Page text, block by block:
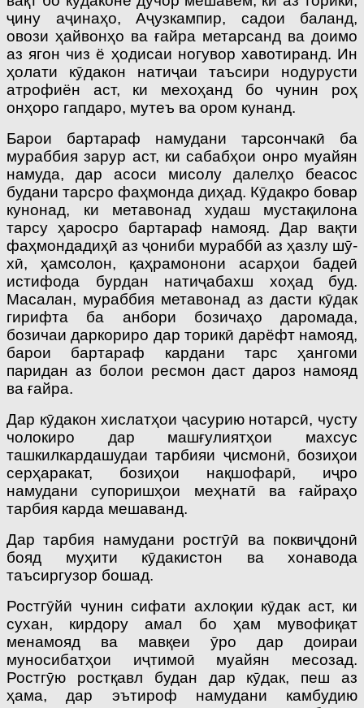
ҷину аҷинаҳо, Аҷузкампир, садои баланд,
овози ҳай­вонҳо ва ғайра метарсанд ва доимо
аз ягон чиз ё ҳодисаи ногувор хавотиранд. Ин
ҳолати кӯдакон натиҷаи таъсири нодурусти
атрофиён аст, ки мехоҳанд бо чунин роҳ
онҳоро гапдаро, мутеъ ва ором кунанд.
Барои бартараф намудани тарсончакӣ ба
мураббия зарур аст, ки сабабҳои онро муайян
намуда, дар асоси мисолу далелҳо беасос
будани тарсро фаҳмонда диҳад. Кӯдакро бовар
кунонад, ки метавонад худаш мустақилона
тарсу ҳаросро бартараф намояд. Дар вақти
фаҳмондадиҳӣ аз ҷониби мураббӣ аз ҳазлу шӯ­
хӣ, ҳамсолон, қаҳрамонони асарҳои бадеӣ
истифода бурдан натиҷабахш хоҳад буд.
Масалан, мураббия метавонад аз дасти кӯдак
гирифта ба анбори бозичаҳо даромада,
бозичаи даркориро дар торикӣ дарёфт намояд,
барои бартараф кардани тарс ҳангоми
паридан аз болои ресмон даст дароз намояд
ва ғайра.
Дар кӯдакон хислатҳои ҷасурию нотарсӣ, чусту
чолокиро дар машғулиятҳои махсус
ташкилкардашудаи тарбияи ҷисмонӣ, бозиҳои
серҳаракат, бозиҳои нақшофарӣ, иҷро
намудани супоришҳои меҳнатӣ ва ғайраҳо
тарбия карда мешаванд.
Дар тарбия намудани ростгӯӣ ва поквиҷдонӣ
бояд муҳити кӯ­дакистон ва хонавода
таъсиргузор бошад.
Ростгӯйӣ чунин сифати ахлоқии кӯдак аст, ки
сухан, кирдору амал бо ҳам мувофиқат
менамояд ва мавқеи ӯро дар доираи
муносибатҳои иҷтимоӣ муайян месозад.
Ростгӯю ростқавл будан дар кӯдак, пеш аз
ҳама, дар эътироф намудани камбудию